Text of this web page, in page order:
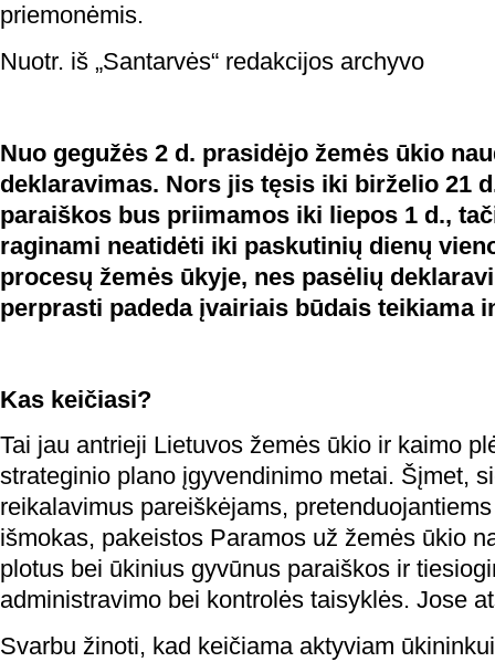
priemonėmis.
Nuotr. iš „Santarvės“ redakcijos archyvo
Nuo gegužės 2 d. prasidėjo žemės ūkio
deklaravimas. Nors jis tęsis iki birželio 21
paraiškos bus priimamos iki liepos 1 d.,
raginami neatidėti iki paskutinių dienų
procesų žemės ūkyje, nes pasėlių
perprasti padeda įvairiais būdais teikiama
Kas keičiasi?
Tai jau antrieji Lietuvos žemės ūkio ir kaimo
strateginio plano įgyvendinimo metai. Šįmet,
reikalavimus pareiškėjams,
išmokas, pakeistos Paramos už žemės ūkio
plotus bei ūkinius gyvūnus paraiškos ir
administravimo bei kontrolės taisyklės. Jose
Svarbu žinoti, kad keičiama aktyviam